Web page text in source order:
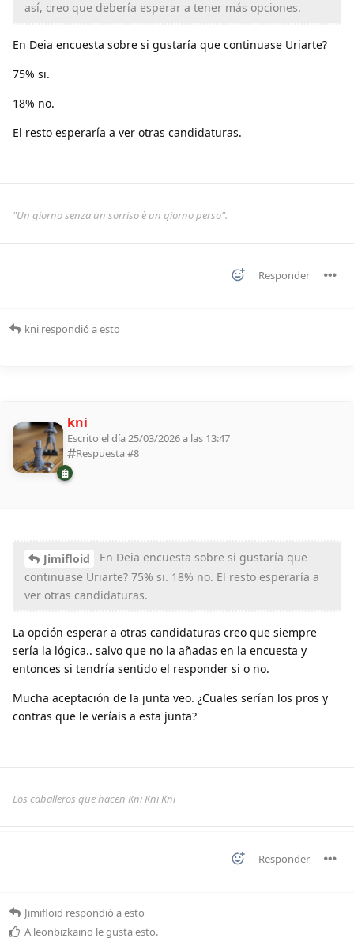
así, creo que debería esperar a tener más opciones.
En Deia encuesta sobre si gustaría que continuase Uriarte?
75% si.
18% no.
El resto esperaría a ver otras candidaturas.
"Un giorno senza un sorriso è un giorno perso".
Responder
kni respondió a esto
kni
Escrito el día 25/03/2026 a las 13:47
Respuesta #8
Jimifloid
En Deia encuesta sobre si gustaría que
continuase Uriarte? 75% si. 18% no. El resto esperaría a
ver otras candidaturas.
La opción esperar a otras candidaturas creo que siempre
sería la lógica.. salvo que no la añadas en la encuesta y
entonces si tendría sentido el responder si o no.
Mucha aceptación de la junta veo. ¿Cuales serían los pros y
contras que le veríais a esta junta?
Los caballeros que hacen Kni Kni Kni
Responder
Jimifloid respondió a esto
A leonbizkaino le gusta esto.